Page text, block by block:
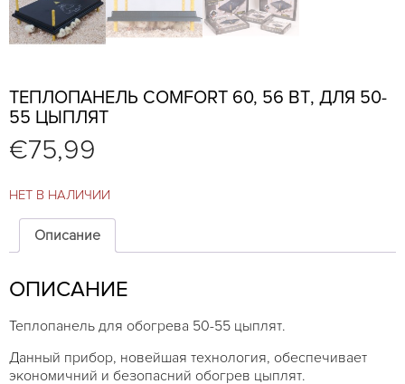
ТЕПЛОПАНЕЛЬ COMFORT 60, 56 ВТ, ДЛЯ 50-
55 ЦЫПЛЯТ
€75,99
НЕТ В НАЛИЧИИ
Описание
ОПИСАНИЕ
Теплопанель для обогрева 50-55 цыплят.
Данный прибор, новейшая технология, обеспечивает
экономичний и безопасний обогрев цыплят.